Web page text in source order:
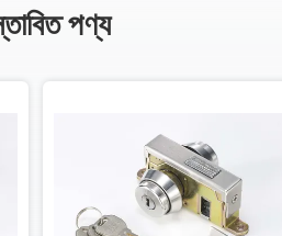
পণ্য